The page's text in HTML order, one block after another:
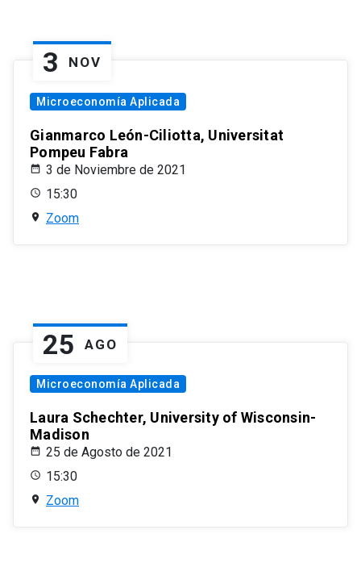
3 NOV
Microeconomía Aplicada
Gianmarco León-Ciliotta, Universitat
Pompeu Fabra
3 de Noviembre de 2021
15:30
Zoom
25 AGO
Microeconomía Aplicada
Laura Schechter, University of Wisconsin-
Madison
25 de Agosto de 2021
15:30
Zoom